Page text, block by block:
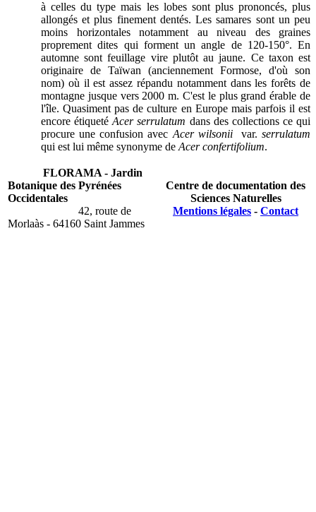
à celles du type mais les lobes sont plus prononcés, plus
allongés et plus finement dentés. Les samares sont un peu
moins horizontales notamment au niveau des graines
proprement dites qui forment un angle de 120-150°. En
automne sont feuillage vire plutôt au jaune. Ce taxon est
originaire de Taïwan (anciennement Formose, d'où son
nom) où il est assez répandu notamment dans les forêts de
montagne jusque vers 2000 m. C'est le plus grand érable de
l'île. Quasiment pas de culture en Europe mais parfois il est
encore étiquetéAcer serrulatum dans des collections ce qui
procure une confusion avec Acer wilsoniivar. serrulatum
qui est lui même synonyme de Acer confertifolium.
FLORAMA - Jardin
Botanique des Pyrénées
Occidentales
42, route de
Morlaàs - 64160 Saint Jammes
Centre de documentation des
Sciences Naturelles
Mentions légales - Contact